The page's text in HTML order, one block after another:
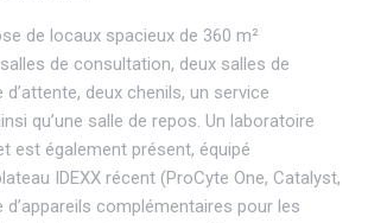
de locaux spacieux de 360 m²
de consultation, deux salles de
d’attente, deux chenils, un service
qu’une salle de repos. Un laboratoire
est également présent, équipé
IDEXX récent (ProCyte One, Catalyst,
d’appareils complémentaires pour les